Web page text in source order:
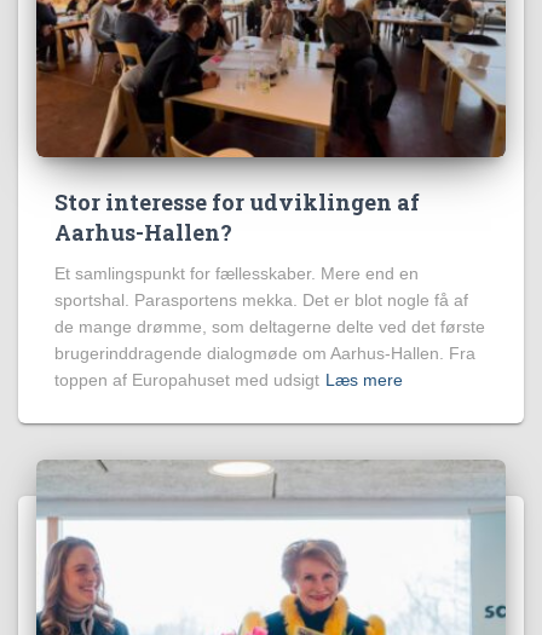
Stor interesse for udviklingen af
Aarhus-Hallen?
Et samlingspunkt for fællesskaber. Mere end en
sportshal. Parasportens mekka. Det er blot nogle få af
de mange drømme, som deltagerne delte ved det første
brugerinddragende dialogmøde om Aarhus-Hallen. Fra
toppen af Europahuset med udsigt Læs mere